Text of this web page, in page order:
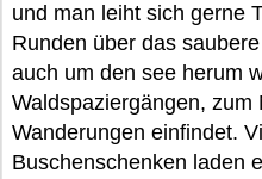
und man leiht sich gerne
Runden über das
auch um den see herum
Waldspaziergängen, zum
Wanderungen einfindet.
Buschenschenken laden